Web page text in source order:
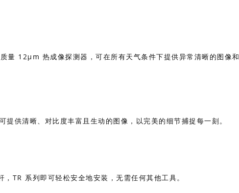
12μm 热成像探测器，可在所有天气条件下提供异常清晰的图像和
供清晰、对比度丰富且生动的图像，以完美的细节捕捉每一刻。
TR 系列即可轻松安全地安装，无需任何其他工具。